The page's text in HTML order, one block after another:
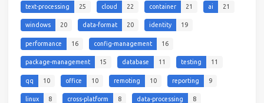
text-processing 25 cloud 22 container 21 ai 21
windows 20 data-format 20 identity 19
performance 16 config-management 16
package-management 15 database 11 testing 11
qq 10 office 10 remoting 10 reporting 9
linux 8 cross-platform 8 data-processing 8